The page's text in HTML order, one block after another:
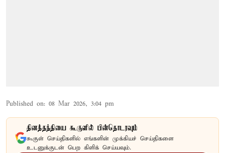
Published on: 08 Mar 2026, 3:04 pm
தினத்தந்தியை கூகுளில் பின்தொடரவும்
கூகுள் செய்திகளில் எங்களின் முக்கியச் செய்திகளை
உடனுக்குடன் பெற கிளிக் செய்யவும்.